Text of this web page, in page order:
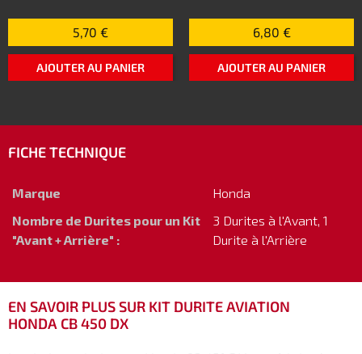
5,70 €
AJOUTER AU PANIER
6,80 €
AJOUTER AU PANIER
FICHE TECHNIQUE
Marque
Honda
Nombre de Durites pour un Kit
"Avant + Arrière" :
3 Durites à l'Avant, 1
Durite à l'Arrière
EN SAVOIR PLUS SUR KIT DURITE AVIATION
HONDA CB 450 DX